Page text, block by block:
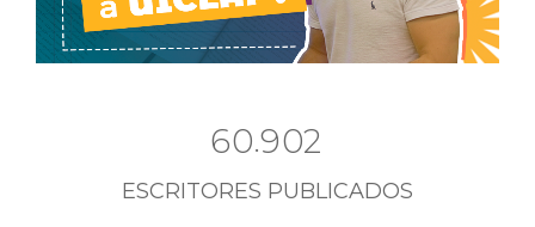
60.902
ESCRITORES PUBLICADOS